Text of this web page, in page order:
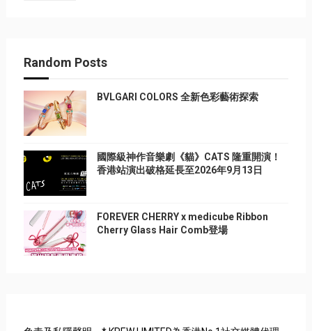
Random Posts
BVLGARI COLORS 全新色彩藝術探索
國際級神作音樂劇《貓》CATS 隆重開演！
香港站演出破格延長至2026年9月13日
FOREVER CHERRY x medicube Ribbon
Cherry Glass Hair Comb登場